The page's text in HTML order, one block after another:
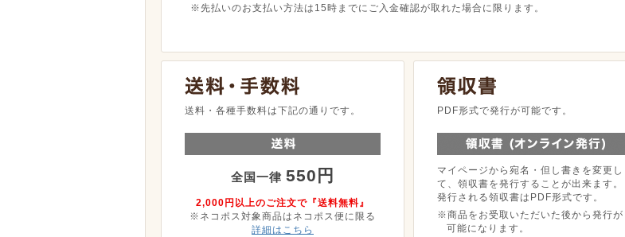
※先払いのお支払い方法は15時までにご入金確認が取れた場合に限ります。
送料・各種手数料は下記の通りです。
全国一律 550円
2,000円以上のご注文で『送料無料』
※ネコポス対象商品はネコポス便に限る
詳細はこちら
PDF形式で発行が可能です。
マイページから宛名・但し書きを変更し
て、領収書を発行することが出来ます。
発行される領収書はPDF形式です。
※商品をお受取いただいた後から発行が
可能になります。